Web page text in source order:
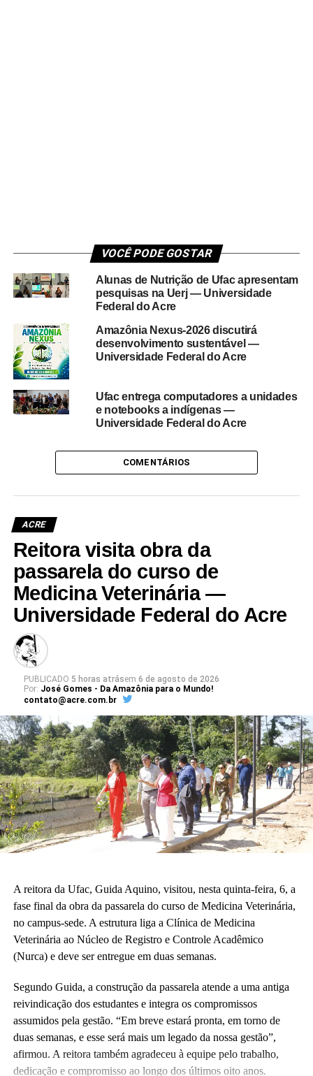
VOCÊ PODE GOSTAR
Alunas de Nutrição de Ufac apresentam
pesquisas na Uerj — Universidade
Federal do Acre
Amazônia Nexus-2026 discutirá
desenvolvimento sustentável —
Universidade Federal do Acre
Ufac entrega computadores a unidades
e notebooks a indígenas —
Universidade Federal do Acre
COMENTÁRIOS
ACRE
Reitora visita obra da
passarela do curso de
Medicina Veterinária —
Universidade Federal do Acre
PUBLICADO 5 horas atrásem 6 de agosto de 2026
Por: José Gomes - Da Amazônia para o Mundo!
contato@acre.com.br
A reitora da Ufac, Guida Aquino, visitou, nesta quinta-feira, 6, a
fase final da obra da passarela do curso de Medicina Veterinária,
no campus-sede. A estrutura liga a Clínica de Medicina
Veterinária ao Núcleo de Registro e Controle Acadêmico
(Nurca) e deve ser entregue em duas semanas.
Segundo Guida, a construção da passarela atende a uma antiga
reivindicação dos estudantes e integra os compromissos
assumidos pela gestão. “Em breve estará pronta, em torno de
duas semanas, e esse será mais um legado da nossa gestão”,
afirmou. A reitora também agradeceu à equipe pelo trabalho,
dedicação e compromisso ao longo dos últimos oito anos.